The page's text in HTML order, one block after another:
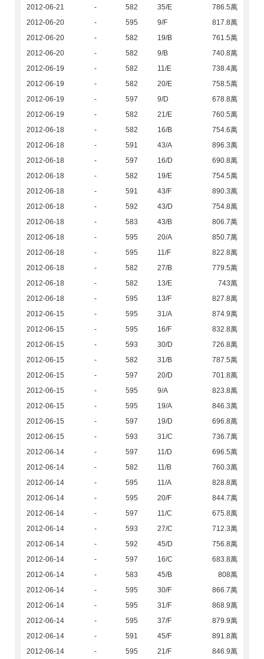
2012-06-21 - 582 35/E
786.5萬
2012-06-20
- 595 9/F
817.8萬
2012-06-20
- 582 19/B
761.5萬
2012-06-20
- 582 9/B
740.8萬
2012-06-19
- 582 11/E
738.4萬
2012-06-19
- 582 20/E
758.5萬
2012-06-19
- 597 9/D
678.8萬
2012-06-19
- 582 21/E
760.5萬
2012-06-18
- 582 16/B
754.6萬
2012-06-18
- 591 43/A
896.3萬
2012-06-18
- 597 16/D
690.8萬
2012-06-18
- 582 19/E
754.5萬
2012-06-18
- 591 43/F
890.3萬
2012-06-18
- 592 43/D
754.8萬
2012-06-18
- 583 43/B
806.7萬
2012-06-18
- 595 20/A
850.7萬
2012-06-18
- 595 11/F
822.8萬
2012-06-18
- 582 27/B
779.5萬
2012-06-18
- 582 13/E
743萬
2012-06-18
- 595 13/F
827.8萬
2012-06-15
- 595 31/A
874.9萬
2012-06-15
- 595 16/F
832.8萬
2012-06-15
- 593 30/D
726.8萬
2012-06-15
- 582 31/B
787.5萬
2012-06-15
- 597 20/D
701.8萬
2012-06-15
- 595 9/A
823.8萬
2012-06-15
- 595 19/A
846.3萬
2012-06-15
- 597 19/D
696.8萬
2012-06-15
- 593 31/C
736.7萬
2012-06-14
- 597 11/D
696.5萬
2012-06-14
- 582 11/B
760.3萬
2012-06-14
- 595 11/A
828.8萬
2012-06-14
- 595 20/F
844.7萬
2012-06-14
- 597 11/C
675.8萬
2012-06-14
- 593 27/C
712.3萬
2012-06-14
- 592 45/D
756.8萬
2012-06-14
- 597 16/C
683.8萬
2012-06-14
- 583 45/B
808萬
2012-06-14
- 595 30/F
866.7萬
2012-06-14
- 595 31/F
868.9萬
2012-06-14
- 595 37/F
879.9萬
2012-06-14
- 591 45/F
891.8萬
2012-06-14
- 595 21/F
846.9萬